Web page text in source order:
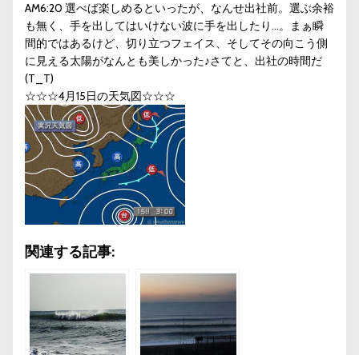
AM6:20 選べば楽しめるといったが、なんせ出社前。選ぶ余裕
も無く、手を出してはいけない波に手を出したり…。まぁ瞬
間的ではあるけど、切り立つフェイス、そしてその向こう側
に見える太陽がなんとも美しかった♪さてと、出社の時間だ
(T_T)
☆☆☆4月15日の天気図☆☆☆
関連する記事: